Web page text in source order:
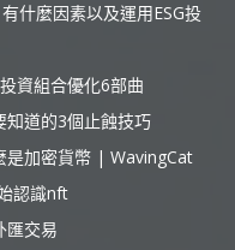
什麼因素以及運用ESG投
資組合優化6部曲
知道的3個止蝕技巧
是加密貨幣 | WavingCat
認識nft
匯交易